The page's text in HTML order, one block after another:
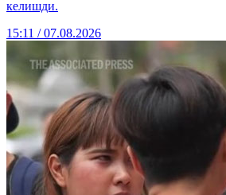
келишди.
15:11 / 07.08.2026